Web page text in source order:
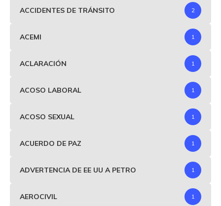
ACCIDENTES DE TRÁNSITO 2
ACEMI 1
ACLARACIÓN 1
ACOSO LABORAL 1
ACOSO SEXUAL 1
ACUERDO DE PAZ 1
ADVERTENCIA DE EE UU A PETRO 1
AEROCIVIL 1